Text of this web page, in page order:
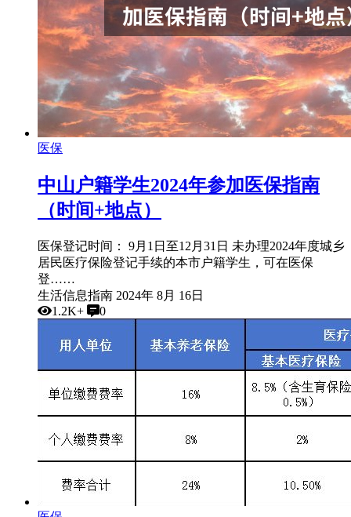
医保
中山户籍学生2024年参加医保指南
（时间+地点）
医保登记时间： 9月1日至12月31日 未办理2024年度城乡
居民医疗保险登记手续的本市户籍学生，可在医保
登……
生活信息指南 2024年 8月 16日
1.2K+
0